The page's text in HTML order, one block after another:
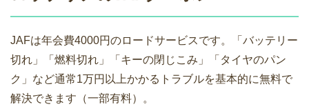
JAFは年会費4000円のロードサービスです。「バッテリー
切れ」「燃料切れ」「キーの閉じこみ」「タイヤのパン
ク」など通常1万円以上かかるトラブルを基本的に無料で
解決できます（一部有料）。